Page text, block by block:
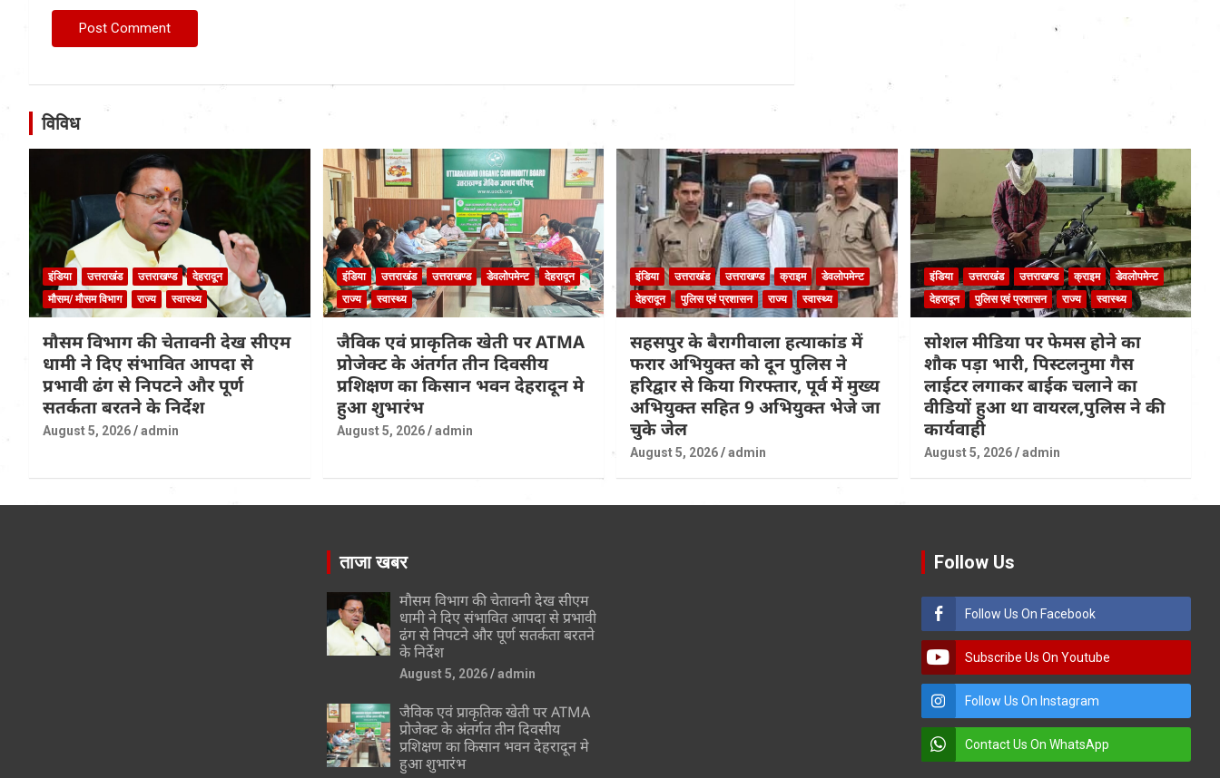
विविध
इंडिया उत्तराखंड उत्तराखण्ड
देहरादून
मौसम/ मौसम विभाग
राज्य स्वास्थ्य
मौसम विभाग की चेतावनी देख सीएम
धामी ने दिए संभावित आपदा से
प्रभावी ढंग से निपटने और पूर्ण
सतर्कता बरतने के निर्देश
August 5, 2026 admin
इंडिया उत्तराखंड उत्तराखण्ड डेवलोपमेन्ट
देहरादून
राज्य
स्वास्थ्य
जैविक एवं प्राकृतिक खेती पर ATMA
प्रोजेक्ट के अंतर्गत तीन दिवसीय
प्रशिक्षण का किसान भवन देहरादून मे
हुआ शुभारंभ
August 5, 2026 admin
इंडिया उत्तराखंड उत्तराखण्ड क्राइम
डेवलोपमेन्ट
देहरादून
पुलिस एवं प्रशासन राज्य स्वास्थ्य
सहसपुर के बैरागीवाला हत्याकांड में
फरार अभियुक्त को दून पुलिस ने
हरिद्वार से किया गिरफ्तार, पूर्व में मुख्य
अभियुक्त सहित 9 अभियुक्त भेजे जा
चुके जेल
August 5, 2026 admin
इंडिया उत्तराखंड उत्तराखण्ड क्राइम
डेवलोपमेन्ट
देहरादून
पुलिस एवं प्रशासन राज्य स्वास्थ्य
सोशल मीडिया पर फेमस होने का
शौक पड़ा भारी, पिस्टलनुमा गैस
लाईटर लगाकर बाईक चलाने का
वीडियों हुआ था वायरल,पुलिस ने की
कार्यवाही
August 5, 2026 admin
ताजा खबर
मौसम विभाग की चेतावनी देख सीएम
धामी ने दिए संभावित आपदा से प्रभावी
ढंग से निपटने और पूर्ण सतर्कता बरतने
के निर्देश
August 5, 2026 admin
जैविक एवं प्राकृतिक खेती पर ATMA
प्रोजेक्ट के अंतर्गत तीन दिवसीय
प्रशिक्षण का किसान भवन देहरादून मे
हुआ शुभारंभ
Follow Us
Follow Us On Facebook
Subscribe Us On Youtube
Follow Us On Instagram
Contact Us On WhatsApp